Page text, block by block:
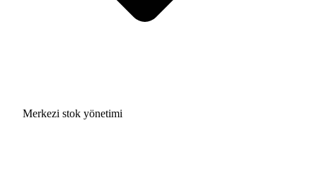
Merkezi stok yönetimi